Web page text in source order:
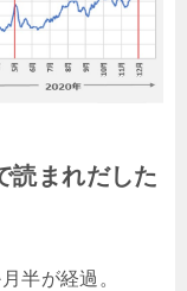
読まれだした
半が経過。